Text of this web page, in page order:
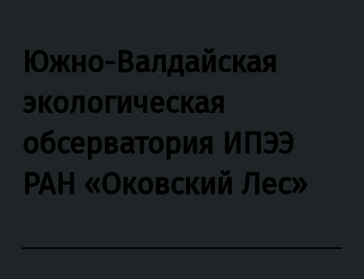
Южно-Валдайская
экологическая
обсерватория ИПЭЭ
РАН «Оковский Лес»